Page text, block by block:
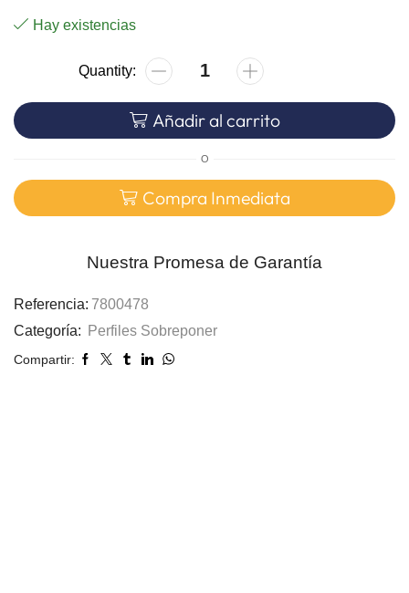
Hay existencias
Añadir al carrito
O
Compra Inmediata
Nuestra Promesa de Garantía
Referencia: 7800478
Categoría:
Perfiles Sobreponer
Compartir: